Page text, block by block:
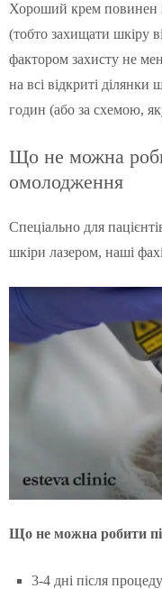
Хороший крем повинен
(тобто захищати шкіру
фактором захисту не
на всі відкриті ділянки
годин (або за схемою,
Що не можна
омолодження
Спеціально для
шкіри лазером, наші
Що не можна робити
3-4 дні після